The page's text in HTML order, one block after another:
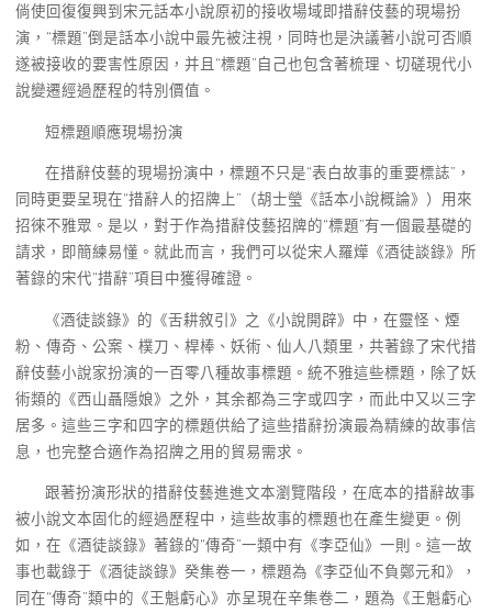
倘使回復復興到宋元話本小說原初的接收場域即措辭伎藝的現場扮
演，“標題”倒是話本小說中最先被注視，同時也是決議著小說可否順
遂被接收的要害性原因，并且“標題”自己也包含著梳理、切磋現代小
說變遷經過歷程的特別價值。
短標題順應現場扮演
在措辭伎藝的現場扮演中，標題不只是“表白故事的重要標誌”，
同時更要呈現在“措辭人的招牌上”（胡士瑩《話本小說概論》）用來
招徠不雅眾。是以，對于作為措辭伎藝招牌的“標題”有一個最基礎的
請求，即簡練易懂。就此而言，我們可以從宋人羅燁《酒徒談錄》所
著錄的宋代“措辭”項目中獲得確證。
《酒徒談錄》的《舌耕敘引》之《小說開辟》中，在靈怪、煙
粉、傳奇、公案、樸刀、桿棒、妖術、仙人八類里，共著錄了宋代措
辭伎藝小說家扮演的一百零八種故事標題。統不雅這些標題，除了妖
術類的《西山聶隱娘》之外，其余都為三字或四字，而此中又以三字
居多。這些三字和四字的標題供給了這些措辭扮演最為精練的故事信
息，也完整合適作為招牌之用的貿易需求。
跟著扮演形狀的措辭伎藝進進文本瀏覽階段，在底本的措辭故事
被小說文本固化的經過歷程中，這些故事的標題也在產生變更。例
如，在《酒徒談錄》著錄的“傳奇”一類中有《李亞仙》一則。這一故
事也載錄于《酒徒談錄》癸集卷一，標題為《李亞仙不負鄭元和》，
同在“傳奇”類中的《王魁虧心》亦呈現在辛集卷二，題為《王魁虧心